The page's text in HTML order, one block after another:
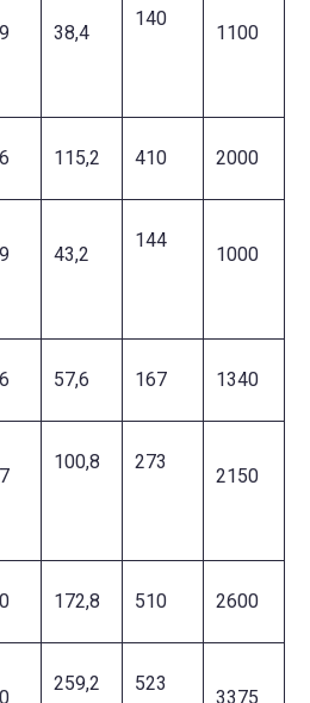
38,4
140
1100
115,2 410 2000
43,2
144
1000
57,6 167 1340
100,8 273
2150
172,8 510 2600
259,2 523
3375